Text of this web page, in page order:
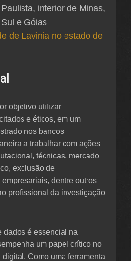
interior de Minas,
e Góias
de Lavinia no estado de
objetivo utilizar
e éticos, em um
nos bancos
a trabalhar com ações
técnicas, mercado
exclusão de
dentre outros
profissional da investigação
dados é essencial na
um papel crítico no
Como uma ferramenta